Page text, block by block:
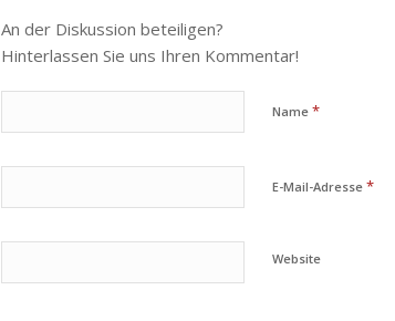
An der Diskussion beteiligen?
Hinterlassen Sie uns Ihren Kommentar!
Name *
E-Mail-Adresse *
Website